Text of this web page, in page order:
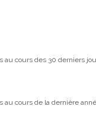
au cours des 30 derniers
au cours de la dernière